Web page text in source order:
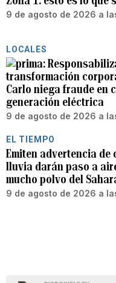
9 de agosto de 2026 a las
LOCALES
transformación
Carlo niega fraude en
generación eléctrica
9 de agosto de 2026 a
EL TIEMPO
Emiten advertencia de
lluvia darán paso a
mucho polvo del
9 de agosto de 2026 a